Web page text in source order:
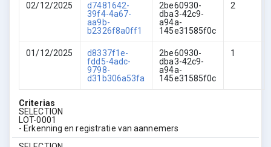
02/12/2025
d7481642-
39f4-4a67-
aa9b-
b2326f8a0ff1
2be60930-
dba3-42c9-
a94a-
145e31585f0c
2
01/12/2025
d8337f1e-
fdd5-4adc-
9798-
d31b306a53fa
2be60930-
dba3-42c9-
a94a-
145e31585f0c
1
Criterias
SELECTION
LOT-0001
- Erkenning en registratie van aannemers